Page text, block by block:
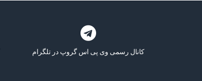
کانال رسمی وی پی اس گروپ در تلگرام